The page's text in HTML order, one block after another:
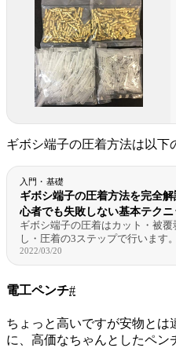
ギボシ端子の圧着方法は以下
入門・基礎
ギボシ端子の圧着方法を完全
心者でも失敗しない基本テクニ
ギボシ端子の圧着はカット・被覆
し・圧着の3ステップで行います
資材選びが成功の9割を占めるとい
ントや、スリーブの入れ忘れ、被
を写真付きで解説します。
2022/03/20
電工ペンチ#
ちょっと高いですが安物とは
に、高価なちゃんとしたペン